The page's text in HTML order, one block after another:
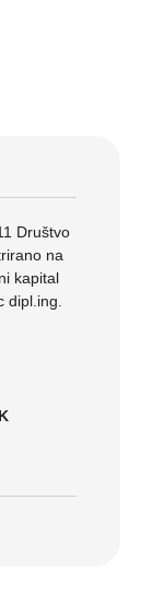
Društvo
na
kapital
dipl.ing.